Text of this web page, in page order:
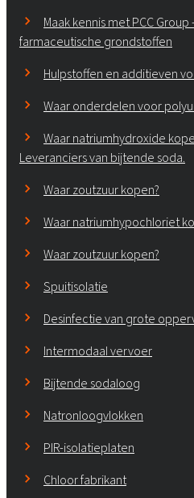
Maak kennis met PCC
farmaceutische grondstoffen
Hulpstoffen en additieven
Waar onderdelen voor
Waar natriumhydroxide
Leveranciers van bijtende soda.
Waar zoutzuur kopen?
Waar natriumhypochloriet
Waar zoutzuur kopen?
Spuitisolatie
Desinfectie van grote
Intermodaal vervoer
Bijtende sodaloog
Natronloogvlokken
PIR-isolatieplaten
Chloor fabrikant